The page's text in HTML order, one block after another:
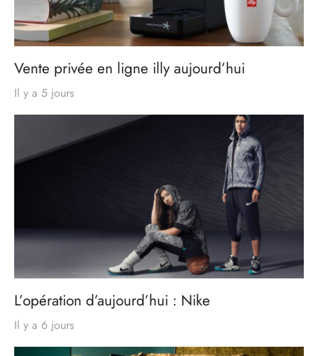
Vente privée en ligne illy aujourd’hui
Il y a 5 jours
L’opération d’aujourd’hui : Nike
Il y a 6 jours